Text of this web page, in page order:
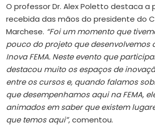
O professor Dr. Alex Poletto destaca a
recebida das mãos do presidente do
Marchese. “Foi um momento que
pouco do projeto que desenvolvemos
Inova FEMA. Neste evento que
destacou muito os espaços de
entre os cursos e, quando falamos
que desempenhamos aqui na FEMA,
animados em saber que existem
que temos aqui”, comentou.